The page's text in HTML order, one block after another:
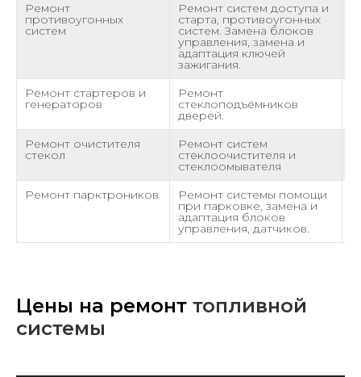
Ремонт
противоугонных
систем
Ремонт систем доступа и
старта, противоугонных
систем. Замена блоков
управления, замена и
адаптация ключей
зажигания.
Ремонт стартеров и
генераторов
Ремонт
стеклоподъёмников
дверей.
Ремонт очистителя
стекол
Ремонт систем
стеклоочистителя и
стеклоомывателя
Ремонт парктроников Ремонт системы помощи
при парковке, замена и
адаптация блоков
управления, датчиков.
Цены на ремонт топливной
системы